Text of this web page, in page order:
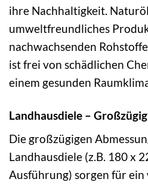
ihre Nachhaltigkeit.
umweltfreundliches
nachwachsenden
ist frei von schädlichen
einem gesunden
Landhausdiele –
Die großzügigen
Landhausdiele (z.B. 180 x
Ausführung) sorgen für